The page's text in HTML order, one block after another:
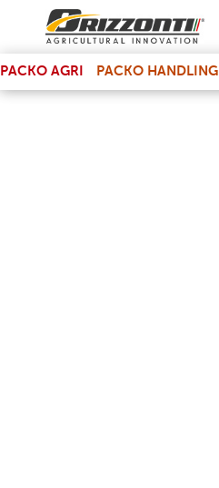
PACKO AGRI PACKO HANDLING